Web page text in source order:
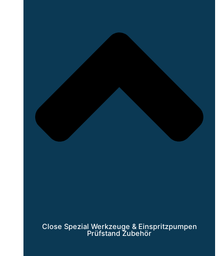
Close Spezial Werkzeuge & Einspritzpumpen
Prüfstand Zubehör